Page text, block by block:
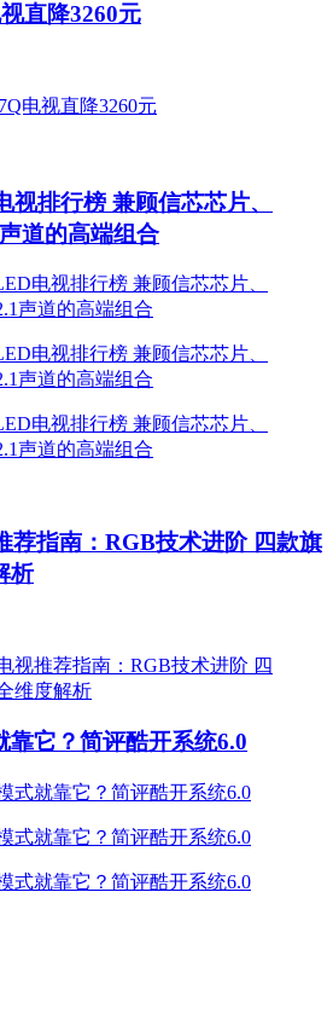
直降3260元
排行榜 兼顾信芯芯片、
道的高端组合
荐指南：RGB技术进阶 四款旗
析
靠它？简评酷开系统6.0